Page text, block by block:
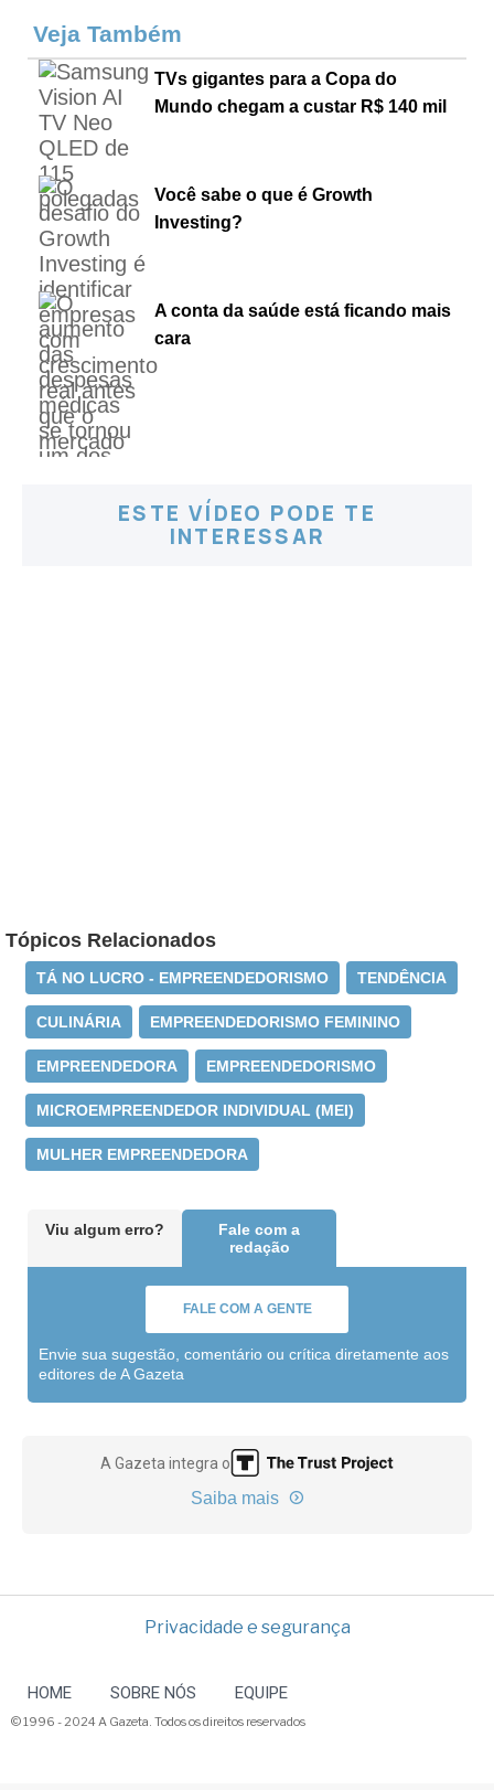
Veja Também
TVs gigantes para a Copa do
Mundo chegam a custar R$ 140 mil
Você sabe o que é Growth
Investing?
A conta da saúde está ficando mais
cara
ESTE VÍDEO PODE TE
INTERESSAR
Tópicos Relacionados
TÁ NO LUCRO - EMPREENDEDORISMO TENDÊNCIA
CULINÁRIA EMPREENDEDORISMO FEMININO
EMPREENDEDORA EMPREENDEDORISMO
MICROEMPREENDEDOR INDIVIDUAL (MEI)
MULHER EMPREENDEDORA
Viu algum erro?
Fale com a
redação
FALE COM A GENTE
Envie sua sugestão, comentário ou crítica diretamente aos
editores de A Gazeta
A Gazeta integra o
Saiba mais
Privacidade e segurança
HOME SOBRE NÓS EQUIPE
© 1996 - 2024 A Gazeta. Todos os direitos reservados